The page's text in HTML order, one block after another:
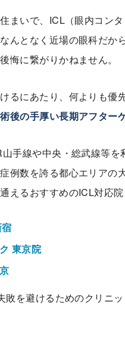
まいで、ICL（眼内コン
んとなく近場の眼科だ
悔に繋がりかねません。
るにあたり、何よりも優
術後の手厚い長期アフター
手線や中央・総武線等
例数を誇る都心エリアの
えるおすすめのICL対応院
東京院
敗を避けるためのクリニ